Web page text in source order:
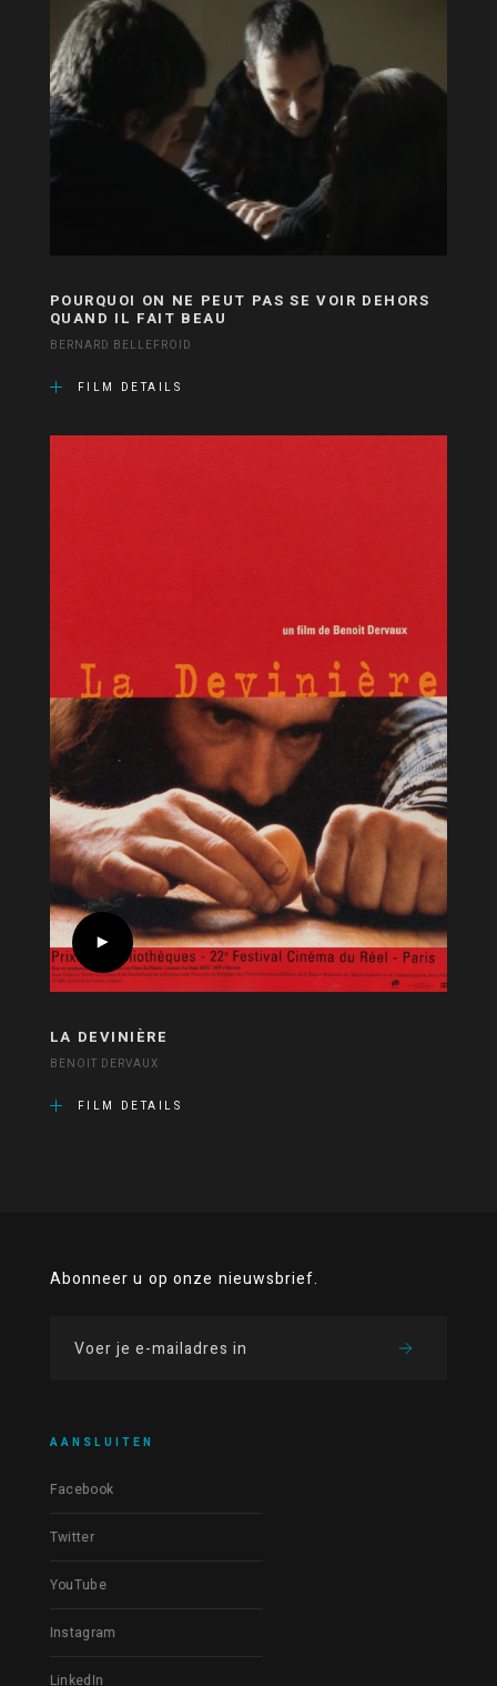
POURQUOI ON NE PEUT PAS SE VOIR DEHORS
QUAND IL FAIT BEAU
BERNARD BELLEFROID
FILM DETAILS
LA DEVINIÈRE
BENOIT DERVAUX
FILM DETAILS
Abonneer u op onze nieuwsbrief.
AANSLUITEN
Facebook
Twitter
YouTube
Instagram
LinkedIn